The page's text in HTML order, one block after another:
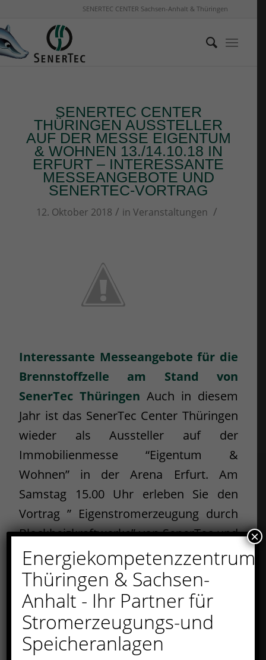
SENERTEC CENTER Sachsen-Anhalt & Thüringen
SENERTEC CENTER
THÜRINGEN AUSSTELLER
AUF DER MESSE EIGENTUM
& WOHNEN 13./14.10.18 IN
ERFURT – INTERESSANTE
MESSEANGEBOTE UND
SENERTEC-VORTRAG
12. Oktober 2018 / inVeranstaltungen /
Interessante Messeangebote für die
Brennstoffzelle am Stand von
SenerTec Thüringen Auch in diesem
Jahr ist das SenerTec Center Thüringen
wieder als Aussteller auf der
Immobilienmesse “Eigentum &
Wohnen” in der Arena Erfurt. Am
Samstag 15.00 Uhr erleben Sie den
Vortrag ” Eigenstromerzeugung durch
Blockheizkraftwerke” von SenerTec und
während der gesamten Messezeit gibt
es interessante Infos zum
Blockheizkraftwerk in Gewerbe- und
Privatimmobilien sowie den Einsatz der
Brennstoffzelle im Neubau 1-2-
Familienhaus.
Energiekompetenzzentrum
Thüringen & Sachsen-
Anhalt - Ihr Partner für
Stromerzeugungs-und
Speicheranlagen
×